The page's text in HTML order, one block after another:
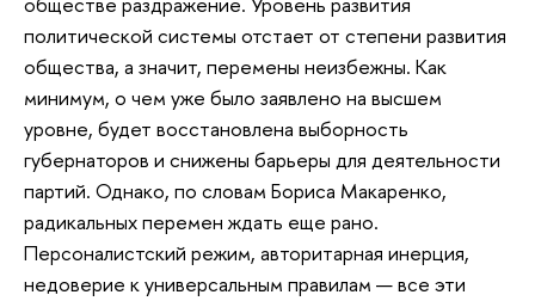
политической системы отстает от степени развития
общества, а значит, перемены неизбежны. Как
минимум, о чем уже было заявлено на высшем
уровне, будет восстановлена выборность
губернаторов и снижены барьеры для деятельности
партий. Однако, по словам Бориса Макаренко,
радикальных перемен ждать еще рано.
Персоналистский режим, авторитарная инерция,
недоверие к универсальным правилам — все эти